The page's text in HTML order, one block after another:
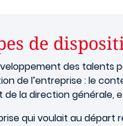
de
des talents
de l’entreprise : le
la direction générale,
qui voulait au départ